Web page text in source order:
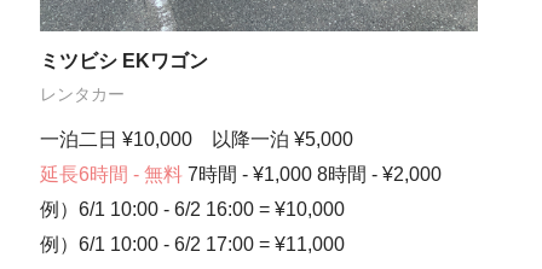
ミツビシ EKワゴン
レンタカー
一泊二日 ¥10,000 以降一泊 ¥5,000
延長6時間 - 無料7時間 - ¥1,000 8時間 - ¥2,000
例）6/1 10:00 - 6/2 16:00 = ¥10,000
例）6/1 10:00 - 6/2 17:00 = ¥11,000